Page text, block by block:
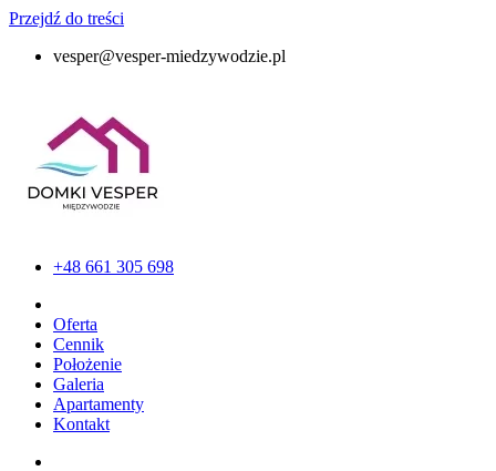
Przejdź do treści
vesper@vesper-miedzywodzie.pl
+48 661 305 698
Oferta
Cennik
Położenie
Galeria
Apartamenty
Kontakt